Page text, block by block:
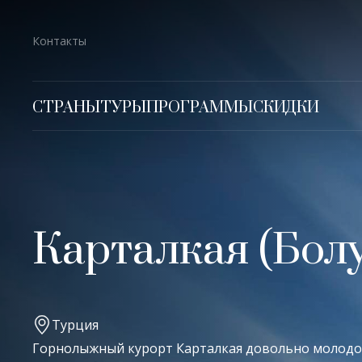
Контакты
СТРАНЫТУРЫПРОГРАММЫСКИДКИ
Карталкая
Турция
Горнолыжный курорт Карталкая довольно